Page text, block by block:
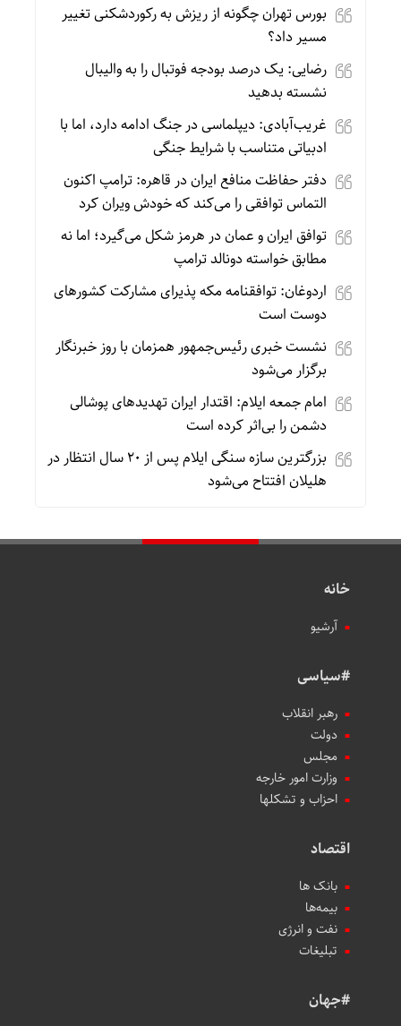
بورس تهران چگونه از ریزش به رکوردشکنی تغییر
مسیر داد؟
رضایی: یک درصد بودجه فوتبال را به والیبال
نشسته بدهید
غریب‌آبادی: دیپلماسی در جنگ ادامه دارد، اما با
ادبیاتی متناسب با شرایط جنگی
دفتر حفاظت منافع ایران در قاهره: ترامپ اکنون
التماس توافقی را می‌کند که خودش ویران کرد
توافق ایران و عمان در هرمز شکل می‌گیرد؛ اما نه
مطابق خواسته دونالد ترامپ
اردوغان: توافقنامه مکه پذیرای مشارکت کشورهای
دوست است
نشست خبری رئیس‌جمهور همزمان با روز خبرنگار
برگزار می‌شود
امام جمعه ایلام: اقتدار ایران تهدیدهای پوشالی
دشمن را بی‌اثر کرده است
بزرگترین سازه سنگی ایلام پس از ۲۰ سال انتظار در
هلیلان افتتاح می‌شود
خانه
آرشیو
#سیاسی
رهبر انقلاب
دولت
مجلس
وزارت امور خارجه
احزاب و تشکلها
اقتصاد
بانک ها
بیمه‌ها
نفت و انرژی
تبلیغات
#جهان